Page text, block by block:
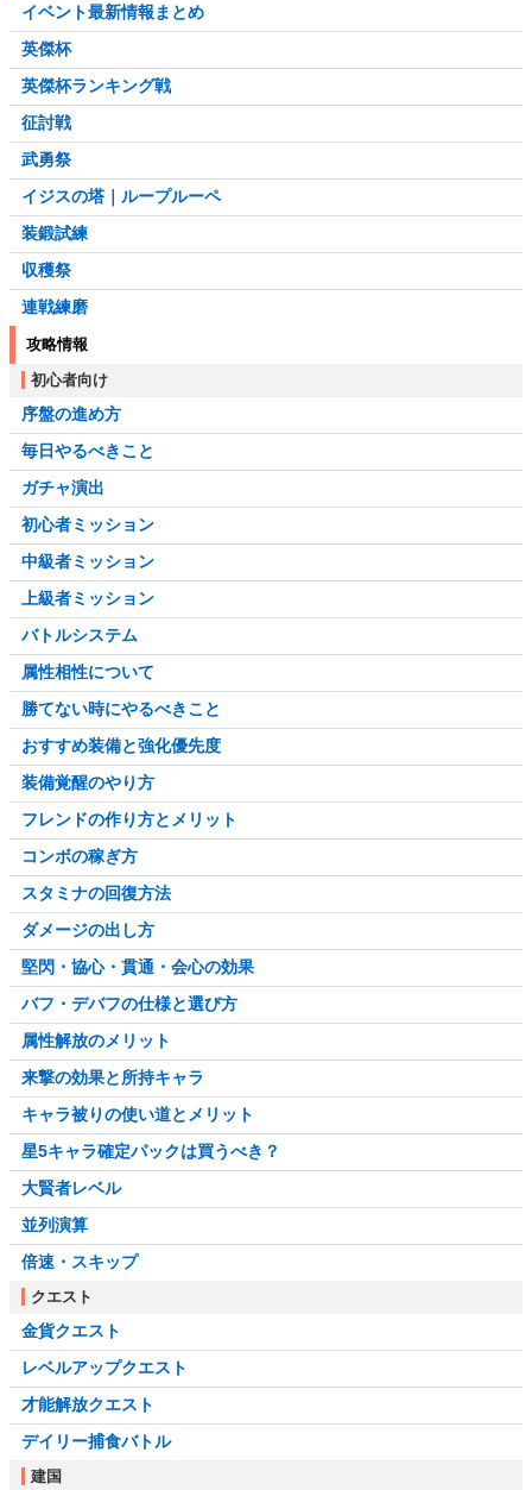
イベント最新情報まとめ
英傑杯
英傑杯ランキング戦
征討戦
武勇祭
イジスの塔｜ループルーペ
装鍛試練
収穫祭
連戦練磨
攻略情報
初心者向け
序盤の進め方
毎日やるべきこと
ガチャ演出
初心者ミッション
中級者ミッション
上級者ミッション
バトルシステム
属性相性について
勝てない時にやるべきこと
おすすめ装備と強化優先度
装備覚醒のやり方
フレンドの作り方とメリット
コンボの稼ぎ方
スタミナの回復方法
ダメージの出し方
堅閃・協心・貫通・会心の効果
バフ・デバフの仕様と選び方
属性解放のメリット
来撃の効果と所持キャラ
キャラ被りの使い道とメリット
星5キャラ確定パックは買うべき？
大賢者レベル
並列演算
倍速・スキップ
クエスト
金貨クエスト
レベルアップクエスト
才能解放クエスト
デイリー捕食バトル
建国